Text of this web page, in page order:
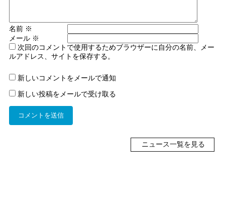
名前 ※
メール ※
次回のコメントで使用するためブラウザーに自分の名前、メー
ルアドレス、サイトを保存する。
新しいコメントをメールで通知
新しい投稿をメールで受け取る
ニュース一覧を見る